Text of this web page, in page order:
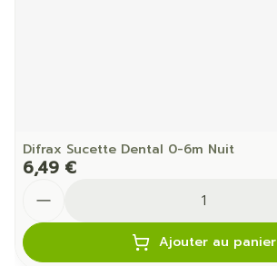
Difrax Sucette Dental 0-6m Nuit
6,49 €
Ajouter au panier